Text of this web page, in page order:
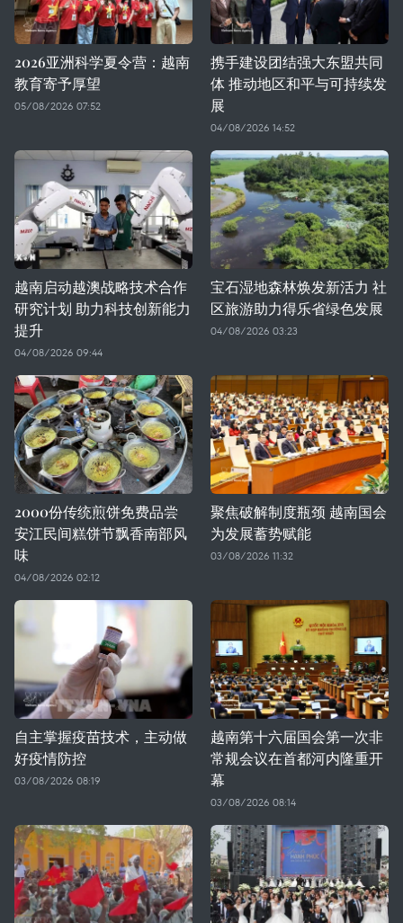
2026亚洲科学夏令营：越南
教育寄予厚望
05/08/2026 07:52
携手建设团结强大东盟共同
体 推动地区和平与可持续发
展
04/08/2026 14:52
越南启动越澳战略技术合作
研究计划 助力科技创新能力
提升
04/08/2026 09:44
宝石湿地森林焕发新活力 社
区旅游助力得乐省绿色发展
04/08/2026 03:23
2000份传统煎饼免费品尝
安江民间糕饼节飘香南部风
味
04/08/2026 02:12
聚焦破解制度瓶颈 越南国会
为发展蓄势赋能
03/08/2026 11:32
自主掌握疫苗技术，主动做
好疫情防控
03/08/2026 08:19
越南第十六届国会第一次非
常规会议在首都河内隆重开
幕
03/08/2026 08:14